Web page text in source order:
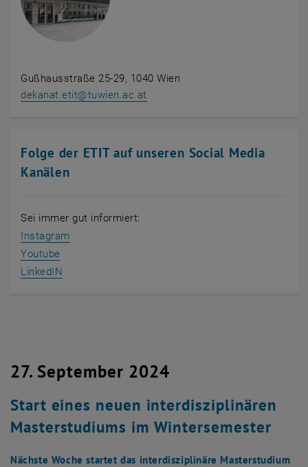
Gußhausstraße 25-29, 1040 Wien
dekanat.etit@tuwien.ac.at
Folge der ETIT auf unseren Social Media
Kanälen
Sei immer gut informiert:
Instagram, öffnet eine externe URL in einem neuen Fenster
Youtube
LinkedIN
27. September 2024
Start eines neuen interdisziplinären
Masterstudiums im Wintersemester
Nächste Woche startet das interdisziplinäre Masterstudium